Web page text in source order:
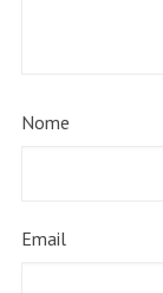
Nome
Email